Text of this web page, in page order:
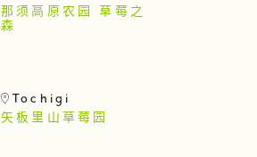
那须高原农园 草莓之
森
Tochigi
矢板里山草莓园